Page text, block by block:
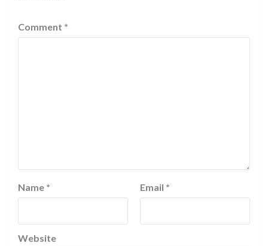
Comment *
Name * Email *
Website